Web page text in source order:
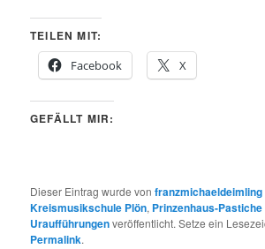
TEILEN MIT:
Facebook
X
GEFÄLLT MIR:
Dieser Eintrag wurde vonfranzmichaeldeimling
Kreismusikschule Plön, Prinzenhaus-Pastiche
Uraufführungenveröffentlicht. Setze ein
Permalink.